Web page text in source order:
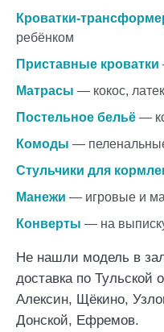
Кроватки-
ребёнком
Приставные кроватки
Матрасы — кокос,
Постельное бельё —
Комоды —
Стульчики для
Манежи — игровые и
Конверты — на
Не нашли модель в
доставка по Тульской
Алексин, Щёкино,
Донской, Ефремов.